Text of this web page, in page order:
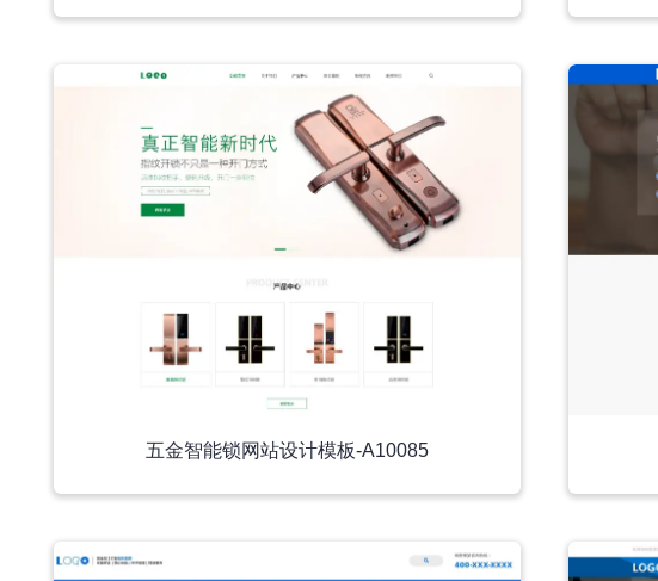
五金智能锁网站设计模板-A10085